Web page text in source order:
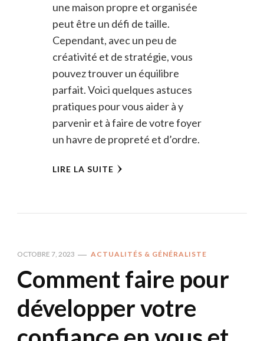
une maison propre et organisée
peut être un défi de taille.
Cependant, avec un peu de
créativité et de stratégie, vous
pouvez trouver un équilibre
parfait. Voici quelques astuces
pratiques pour vous aider à y
parvenir et à faire de votre foyer
un havre de propreté et d’ordre.
LIRE LA SUITE
OCTOBRE 7, 2023 ACTUALITÉS & GÉNÉRALISTE
Comment faire pour
développer votre